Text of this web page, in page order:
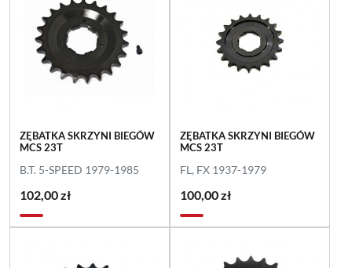
ZĘBATKA SKRZYNI BIEGÓW
MCS 23T
B.T. 5-SPEED 1979-1985
102,00 zł
ZĘBATKA SKRZYNI BIEGÓW
MCS 23T
FL, FX 1937-1979
100,00 zł